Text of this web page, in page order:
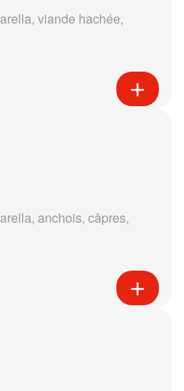
viande hachée,
anchois, câpres,